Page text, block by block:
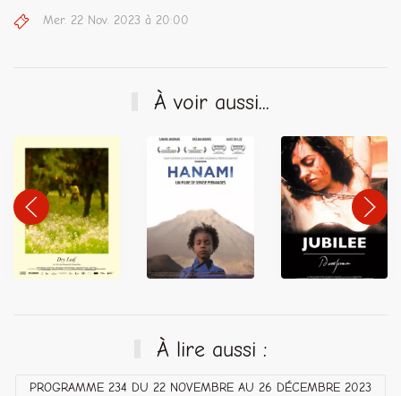
Mer. 22 Nov. 2023 à 20:00
À voir aussi...
À lire aussi :
PROGRAMME 234 DU 22 NOVEMBRE AU 26 DÉCEMBRE 2023